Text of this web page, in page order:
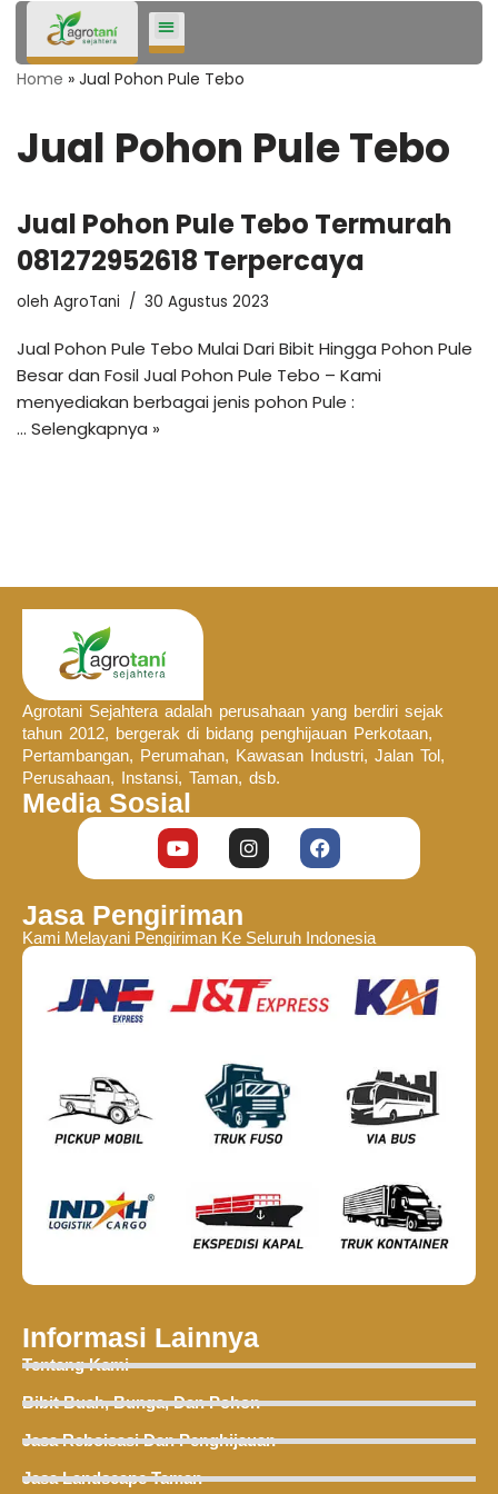
Lompat
ke
Home » Jual Pohon Pule Tebo
Jual Pohon Pule Tebo
Jual Pohon Pule Tebo Termurah
081272952618 Terpercaya
oleh AgroTani 30 Agustus 2023
Jual Pohon Pule Tebo Mulai Dari Bibit Hingga Pohon Pule
Besar dan Fosil Jual Pohon Pule Tebo – Kami
menyediakan berbagai jenis pohon Pule :
… Selengkapnya »
Agrotani Sejahtera adalah perusahaan yang berdiri sejak
tahun 2012, bergerak di bidang penghijauan Perkotaan,
Pertambangan, Perumahan, Kawasan Industri, Jalan Tol,
Perusahaan, Instansi, Taman, dsb.
Media Sosial
Jasa Pengiriman
Kami Melayani Pengiriman Ke Seluruh Indonesia
Informasi Lainnya
Tentang Kami
Bibit Buah, Bunga, Dan Pohon
Jasa Reboisasi Dan Penghijauan
Jasa Landscape Taman